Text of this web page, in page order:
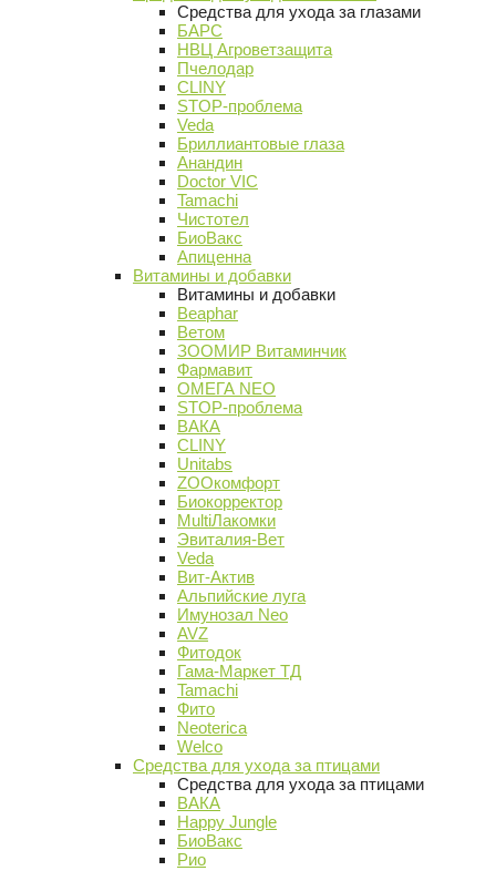
Средства для ухода за глазами
БАРС
НВЦ Агроветзащита
Пчелодар
CLINY
STOP-проблема
Veda
Бриллиантовые глаза
Анандин
Doctor VIC
Tamachi
Чистотел
БиоВакс
Апиценна
Витамины и добавки
Витамины и добавки
Beaphar
Ветом
ЗООМИР Витаминчик
Фармавит
ОМЕГА NEO
STOP-проблема
ВАКА
CLINY
Unitabs
ZOOкомфорт
Биокорректор
MultiЛакомки
Эвиталия-Вет
Veda
Вит-Актив
Альпийские луга
Имунозал Neo
AVZ
Фитодок
Гама-Маркет ТД
Tamachi
Фито
Neoterica
Welco
Средства для ухода за птицами
Средства для ухода за птицами
ВАКА
Happy Jungle
БиоВакс
Рио